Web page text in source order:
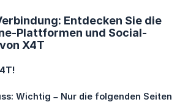
Entdecken Sie die
Plattformen und Social-
X4T
Wichtig – Nur die folgenden Seiten